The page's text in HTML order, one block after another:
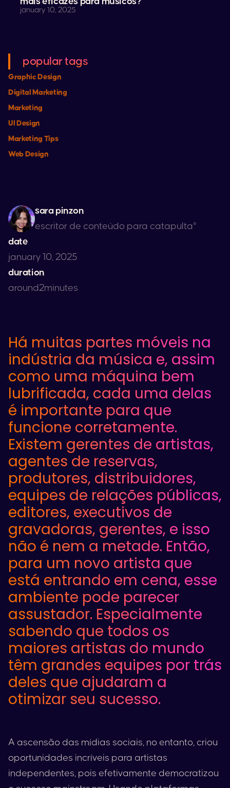
january 10, 2025
popular tags
Graphic Design
Digital Marketing
Marketing
UI Design
Marketing Tips
Web Design
sara pinzon
escritor de conteúdo para catapulta°
date
january 10, 2025
duration
around2minutes
Há muitas partes móveis na
indústria da música e, assim
como uma máquina bem
lubrificada, cada uma delas
é importante para que
funcione corretamente.
Existem gerentes de artistas,
agentes de reservas,
produtores, distribuidores,
equipes de relações públicas,
editores, executivos de
gravadoras, gerentes, e isso
não é nem a metade. Então,
para um novo artista que
está entrando em cena, esse
ambiente pode parecer
assustador. Especialmente
sabendo que todos os
maiores artistas do mundo
têm grandes equipes por trás
deles que ajudaram a
otimizar seu sucesso.
A ascensão das mídias sociais, no entanto, criou
oportunidades incríveis para artistas
independentes, pois efetivamente democratizou